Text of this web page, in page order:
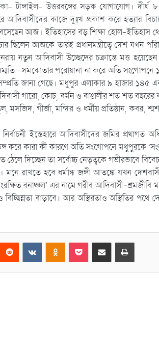
টাঙ্গাইল- উত্তরবঙ্গের সড়ক যোগাযোগ। দীর্ঘ
কাজে দুঃখ প্রকাশ করে হত্যার
আজ। ইতিহাসের বড় শিক্ষা হোল-ইতিহাস
ছিলেন আজকে তারই প্রধানমন্ত্রীত্বে দেশ যখন
নতুন আদিবাসী উচ্ছেদের চক্রান্তে মত্ত
সমঝোতার পরোয়ানা না করে অতি সংগোপনে
জানা গেছে। মধুপুর এলাকার ৯ হাজার ১৪৫
গারো, কোচ, বর্মন ও বাঙালীর শত শত
মসজিদ, গীর্জা, মন্দির ও ধর্মীয় প্রতিষ্ঠান, কবর,
ইস্তেহারে আদিবাসীদের জমির প্রথাগত
করে কারা কী কারণে অতি সংগোপনে মধুপুরকে
দিচ্ছেন তা সর্বোচ্চ নেতৃত্বকে গভীরভাবে
রাখতে হবে ধর্মান্ধ জঙ্গী আতঙ্কে যখন
বনাঞ্চল’ এর নামে গরীব আদিবাসী-
বাড়াবে। আর অস্থিরতাও অস্থিতির